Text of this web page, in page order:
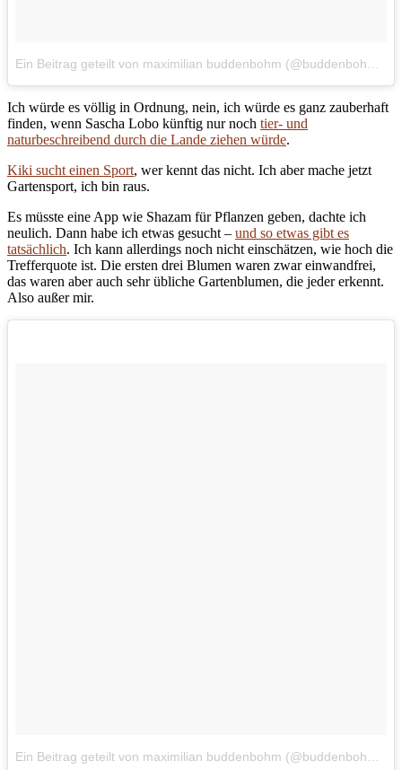
Ich würde es völlig in Ordnung, nein, ich würde es ganz zauberhaft
finden, wenn Sascha Lobo künftig nur noch tier- und
naturbeschreibend durch die Lande ziehen würde.
Kiki sucht einen Sport, wer kennt das nicht. Ich aber mache jetzt
Gartensport, ich bin raus.
Es müsste eine App wie Shazam für Pflanzen geben, dachte ich
neulich. Dann habe ich etwas gesucht – und so etwas gibt es
tatsächlich. Ich kann allerdings noch nicht einschätzen, wie hoch die
Trefferquote ist. Die ersten drei Blumen waren zwar einwandfrei,
das waren aber auch sehr übliche Gartenblumen, die jeder erkennt.
Also außer mir.